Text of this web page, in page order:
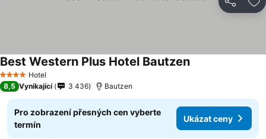
Sdílet
4 Počet hvězdiček
Hotel
Best Western Plus Hotel BautzenUkázat ceny
8,5 Vynikající 3 436 Bautzen
Pro zobrazení přesných cen vyberte
termín
Ukázat ceny